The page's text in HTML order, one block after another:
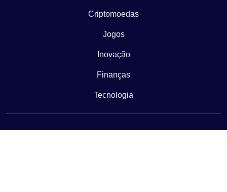
Criptomoedas
Jogos
Inovação
Finanças
Tecnologia